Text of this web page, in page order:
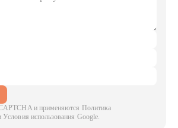
и применяются Политика
Условия использования Google.